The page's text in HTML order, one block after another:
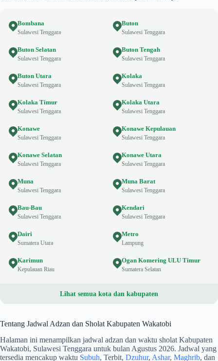
Bombana
Sulawesi Tenggara
Buton
Sulawesi Tenggara
Buton Selatan
Sulawesi Tenggara
Buton Tengah
Sulawesi Tenggara
Buton Utara
Sulawesi Tenggara
Kolaka
Sulawesi Tenggara
Kolaka Timur
Sulawesi Tenggara
Kolaka Utara
Sulawesi Tenggara
Konawe
Sulawesi Tenggara
Konawe Kepulauan
Sulawesi Tenggara
Konawe Selatan
Sulawesi Tenggara
Konawe Utara
Sulawesi Tenggara
Muna
Sulawesi Tenggara
Muna Barat
Sulawesi Tenggara
Bau-Bau
Sulawesi Tenggara
Kendari
Sulawesi Tenggara
Dairi
Sumatera Utara
Metro
Lampung
Karimun
Kepulauan Riau
Ogan Komering ULU Timur
Sumatera Selatan
Lihat semua kota dan kabupaten
Tentang Jadwal Adzan dan Sholat Kabupaten Wakatobi
Halaman ini menampilkan jadwal adzan dan waktu sholat Kabupaten
Wakatobi, Sulawesi Tenggara untuk bulan Agustus 2026. Jadwal yang
tersedia mencakup waktu Subuh, Terbit, Dzuhur, Ashar, Maghrib, dan